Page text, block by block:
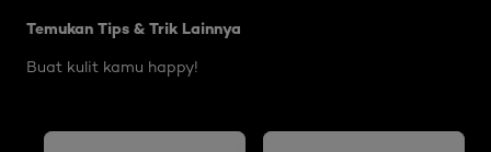
Temukan Tips & Trik Lainnya
Buat kulit kamu happy!